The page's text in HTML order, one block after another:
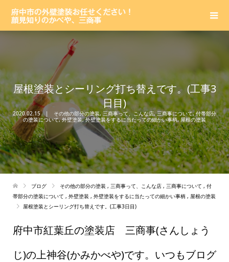
屋根塗装とシーリング打ち替えです。(工事3
日目)
2020.02.15 その他の部分の塗装, 三商事って、こんな店,三商事について,付帯部分
の塗装について,外壁塗装,外壁塗装をするに当たっての細かい事柄,屋根の塗装
ブログ その他の部分の塗装 , 三商事って、こんな店 , 三商事について , 付
帯部分の塗装について , 外壁塗装 , 外壁塗装をするに当たっての細かい事柄 , 屋根の塗装
屋根塗装とシーリング打ち替えです。(工事3日目)
府中市紅葉丘の塗装店 三商事(さんしょう
じ)の上神谷(かみかべや)です。いつもブログ